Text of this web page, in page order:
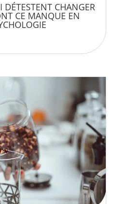
DÉTESTENT CHANGER
CE MANQUE EN